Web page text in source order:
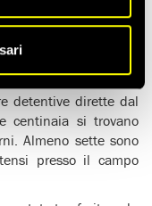
150 non hanno più
clemenza e,
morte (750, incluse
detentive dirette dal
centinaia si trovano
Almeno sette sono
presso il campo